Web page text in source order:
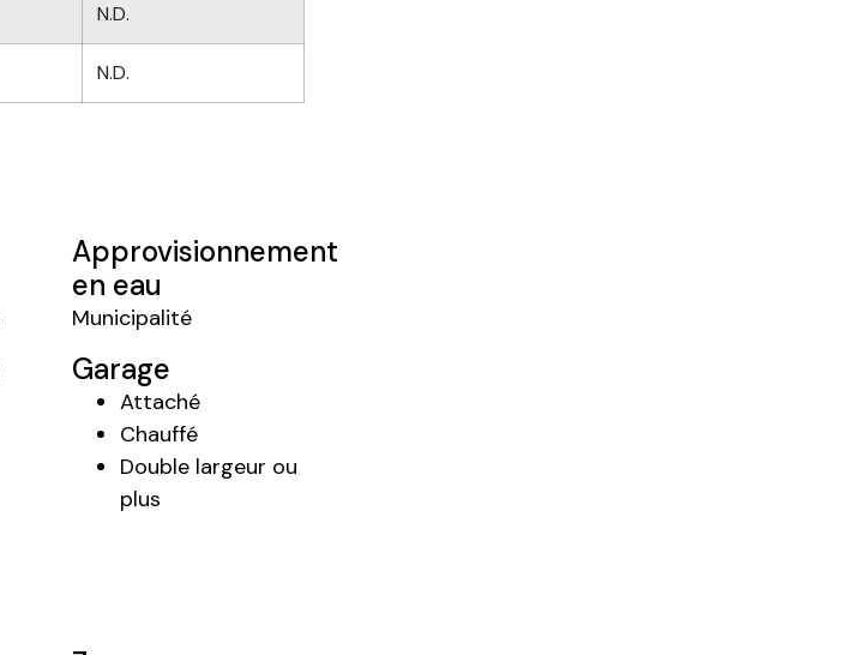
N.D.
N.D.
Approvisionnement
en eau
Municipalité
Garage
Attaché
Chauffé
Double largeur ou
plus